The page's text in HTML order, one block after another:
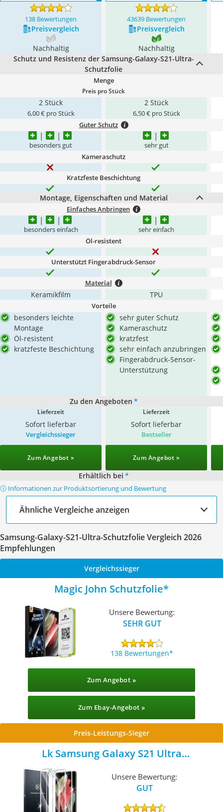
138 Bewertungen 43639 Bewertungen
Preis­vergleich Preis­vergleich
Nachhaltig
Nachhaltig
Schutz und Resistenz der Samsung-Galaxy-S21-Ultra-
Schutzfolie
Menge
Preis pro Stück
2 Stück
6,00 € pro Stück
2 Stück
6,50 € pro Stück
Guter Schutz
besonders gut sehr gut
Kameraschutz
Kratzfeste Beschichtung
Montage, Eigenschaften und Material
Einfaches Anbringen
besonders einfach sehr einfach
Öl-resistent
Unterstützt Fingerabdruck-Sensor
Material
Keramikfilm TPU
Vorteile
besonders leichte
Montage
Öl-resistent
kratzfeste Beschichtung
sehr guter Schutz
Kameraschutz
kratzfest
sehr einfach anzubringen
Fingerabdruck-Sensor-
Unterstützung
Zu den Angeboten *
Lieferzeit
Sofort lieferbar
Lieferzeit
Sofort lieferbar
Vergleichssieger
Zum Angebot »
Bestseller
Zum Angebot »
Erhältlich bei *
ⓘ Informationen zur Produktsortierung und Bewertung
Ähnliche Vergleiche anzeigen
Samsung-Galaxy-S21-Ultra-Schutzfolie Vergleich 2026
Empfehlungen
Vergleichssieger
Magic John Schutzfolie
Unsere Bewertung:
SEHR GUT
138 Bewertungen
Zum Angebot »
Zum Ebay-Angebot »
Preis-Leistungs-Sieger
Lk Samsung Galaxy S21 Ultra
Displayschutzfolie
Unsere Bewertung:
GUT